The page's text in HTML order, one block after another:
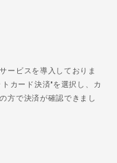
ービスを導入しておりま
カード決済"を選択し、カ
方で決済が確認できまし